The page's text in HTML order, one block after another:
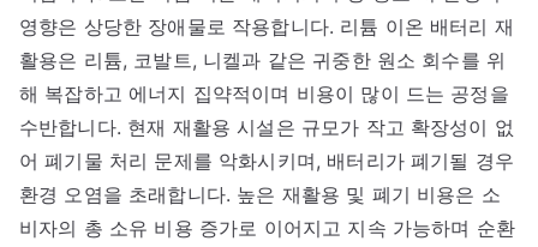
영향은 상당한 장애물로 작용합니다. 리튬 이온 배터리 재
활용은 리튬, 코발트, 니켈과 같은 귀중한 원소 회수를 위
해 복잡하고 에너지 집약적이며 비용이 많이 드는 공정을
수반합니다. 현재 재활용 시설은 규모가 작고 확장성이 없
어 폐기물 처리 문제를 악화시키며, 배터리가 폐기될 경우
환경 오염을 초래합니다. 높은 재활용 및 폐기 비용은 소
비자의 총 소유 비용 증가로 이어지고 지속 가능하며 순환